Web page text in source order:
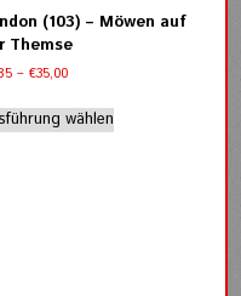
(103) – Möwen auf
Themse
– €35,00Preisspanne:
bis
€35,00
wählenProdukt